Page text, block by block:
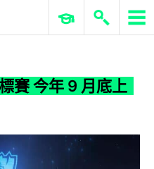
ERP 與商業 AI
賽 今年 9 月底上